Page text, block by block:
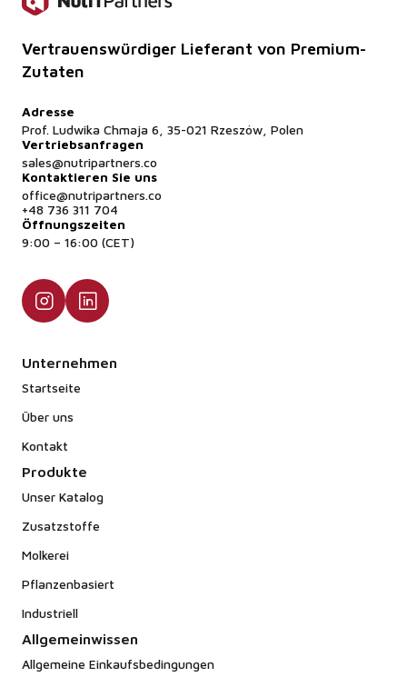
Vertrauenswürdiger Lieferant von Premium-
Zutaten
Adresse
Prof. Ludwika Chmaja 6, 35-021 Rzeszów, Polen
Vertriebsanfragen
sales@nutripartners.co
Kontaktieren Sie uns
office@nutripartners.co
+48 736 311 704
Öffnungszeiten
9:00 – 16:00 (CET)
Unternehmen
Startseite
Über uns
Kontakt
Produkte
Unser Katalog
Zusatzstoffe
Molkerei
Pflanzenbasiert
Industriell
Allgemeinwissen
Allgemeine Einkaufsbedingungen